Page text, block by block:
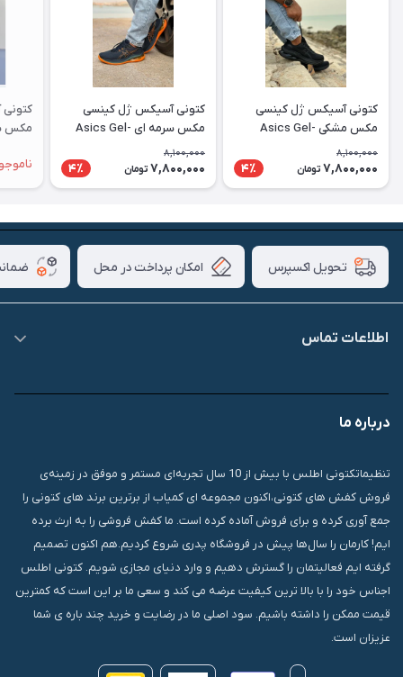
کتونی آسیکس ژل کینسی
مکس مشکی Asics Gel-
Kinsei Max
8,100,000
7,800,000 تومان 4٪
کتونی آسیکس ژل کینسی
مکس سرمه ای Asics Gel-
Kinsei Max
8,100,000
7,800,000 تومان 4٪
تحویل اکسپرس امکان پرداخت در محل
اطلاعات تماس
درباره ما
تنظیماتکتونی اطلس با بیش از 10 سال تجربه‌ای مستمر و موفق در زمینه‌ی
فروش کفش های کتونی،اکنون مجموعه ای کمیاب از برترین برند های کتونی را
جمع آوری کرده و برای فروش آماده کرده است. ما کفش فروشی را به ارث برده
ایم! کارمان را سال‌ها پیش در فروشگاه پدری شروع کردیم.هم اکنون تصمیم
گرفته ایم فعالیتمان را گسترش دهیم و وارد دنیای مجازی شویم. کتونی اطلس
اجناس خود را با بالا ترین کیفیت عرضه می کند و سعی ما بر این است که کمترین
قیمت ممکن را داشته باشیم. سود اصلی ما در رضایت و خرید چند باره ی شما
عزیزان است.